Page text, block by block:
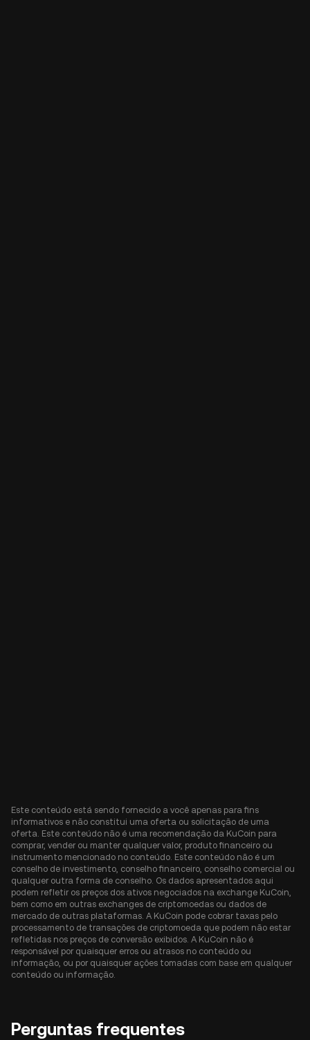
Este conteúdo está sendo fornecido a você apenas para fins
informativos e não constitui uma oferta ou solicitação de uma
oferta. Este conteúdo não é uma recomendação da KuCoin para
comprar, vender ou manter qualquer valor, produto financeiro ou
instrumento mencionado no conteúdo. Este conteúdo não é um
conselho de investimento, conselho financeiro, conselho comercial ou
qualquer outra forma de conselho. Os dados apresentados aqui
podem refletir os preços dos ativos negociados na exchange KuCoin,
bem como em outras exchanges de criptomoedas ou dados de
mercado de outras plataformas. A KuCoin pode cobrar taxas pelo
processamento de transações de criptomoeda que podem não estar
refletidas nos preços de conversão exibidos. A KuCoin não é
responsável por quaisquer erros ou atrasos no conteúdo ou
informação, ou por quaisquer ações tomadas com base em qualquer
conteúdo ou informação.
Perguntas frequentes